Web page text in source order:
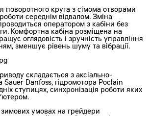
поворотного круга з сімома отворами
середнім відвалом. Зміна
оператором з кабіни без
Комфортна кабіна розміщена на
оглядовість і зручність управління
зменшує рівень шуму та вібрації.
складається з аксіально-
Sauer Danfoss, гідромотора Poclain
ступицях, синхронізація роботи яких
зимових умовах на грейдери